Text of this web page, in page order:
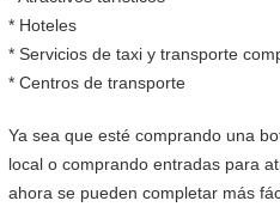
* Hoteles
* Servicios de taxi y transporte
* Centros de transporte
Ya sea que esté comprando una
local o comprando entradas para
ahora se pueden completar más